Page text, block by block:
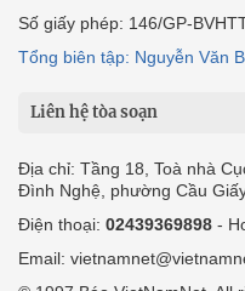
Số giấy phép: 146/GP-
Tổng biên tập: Nguyễn Văn
Liên hệ tòa soạn
Địa chỉ: Tầng 18, Toà nhà
Đình Nghệ, phường Cầu
Điện thoại: 02439369898 -
Email: